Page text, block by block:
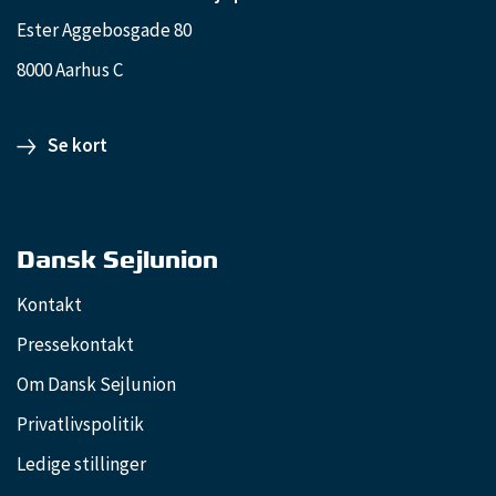
Ester Aggebosgade 80
8000 Aarhus C
Se kort
Dansk Sejlunion
Kontakt
Pressekontakt
Om Dansk Sejlunion
Privatlivspolitik
Ledige stillinger